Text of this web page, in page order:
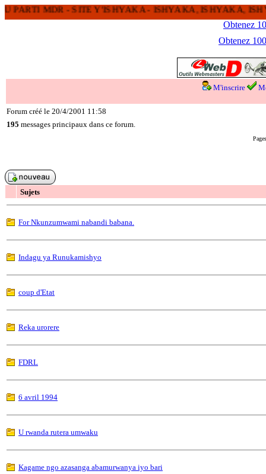
PARTI MDR - SITE Y'ISHYAKA - ISHYAKA, ISHYAKA,
Obtenez
Obtenez
M'inscrire
Forum créé le 20/4/2001 11:58
195 messages principaux dans ce forum.
Sujets
For Nkunzumwami nabandi babana.
Indagu ya Runukamishyo
coup d'Etat
Reka urorere
FDRL
6 avril 1994
U rwanda rutera umwaku
Kagame ngo azasanga abamurwanya iyo bari